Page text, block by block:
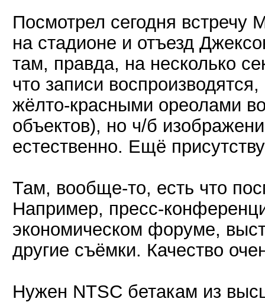
Посмотрел сегодня встречу
на стадионе и отъезд
там, правда, на несколько
что записи
жёлто-красными ореолами
объектов), но ч/б
естественно. Ещё
Там, вообще-то, есть что
Например, пресс-
экономическом форуме,
другие съёмки. Качество
Нужен NTSC бетакам из